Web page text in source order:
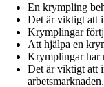
En krympling
Det är viktigt att
Krymplingar
Att hjälpa en
Krymplingar har
Det är viktigt att
arbetsmarknaden.